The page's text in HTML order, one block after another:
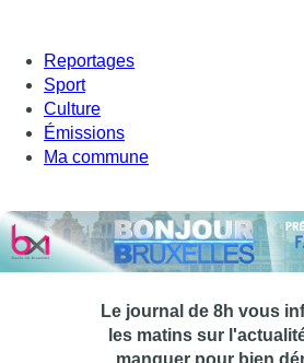
Reportages
Sport
Culture
Émissions
Ma commune
Le journal de 8h vous
les matins sur
manquer pour bien